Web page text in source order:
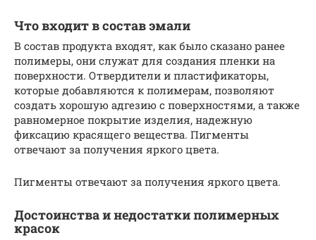
Что входит в состав эмали
В состав продукта входят, как было сказано ранее
полимеры, они служат для создания пленки на
поверхности. Отвердители и пластификаторы,
которые добавляются к полимерам, позволяют
создать хорошую адгезию с поверхностями, а также
равномерное покрытие изделия, надежную
фиксацию красящего вещества. Пигменты
отвечают за получения яркого цвета.
Пигменты отвечают за получения яркого цвета.
Достоинства и недостатки полимерных
красок